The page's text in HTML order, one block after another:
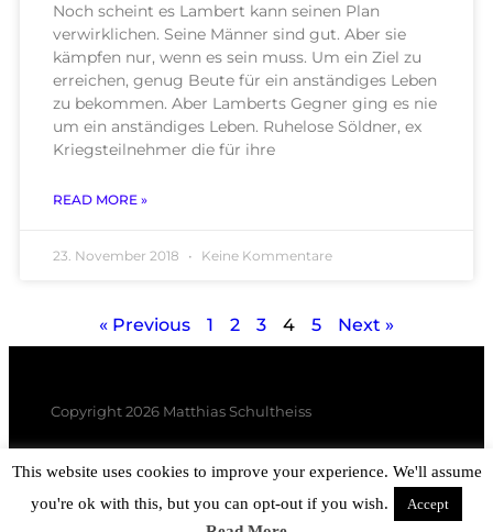
Noch scheint es Lambert kann seinen Plan
verwirklichen. Seine Männer sind gut. Aber sie
kämpfen nur, wenn es sein muss. Um ein Ziel zu
erreichen, genug Beute für ein anständiges Leben
zu bekommen. Aber Lamberts Gegner ging es nie
um ein anständiges Leben. Ruhelose Söldner, ex
Kriegsteilnehmer die für ihre
READ MORE »
23. November 2018 Keine Kommentare
« Previous 1 2 3 4 5 Next »
Copyright 2026 Matthias Schultheiss
This website uses cookies to improve your experience. We'll assume
you're ok with this, but you can opt-out if you wish.
Accept